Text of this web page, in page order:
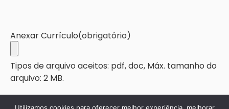
Anexar Currículo(obrigatório)
Tipos de arquivo aceitos: pdf, doc, Máx. tamanho do
arquivo: 2 MB.